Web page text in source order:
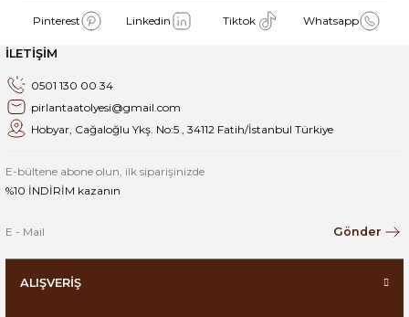
Pinterest Linkedin Tiktok Whatsapp
İLETİŞİM
0501 130 00 34
pirlantaatolyesi@gmail.com
Hobyar, Cağaloğlu Ykş. No:5 , 34112 Fatih/İstanbul Türkiye
E-bültene abone olun, ilk siparişinizde
%10 İNDİRİM kazanın
Gönder
ALIŞVERİŞ